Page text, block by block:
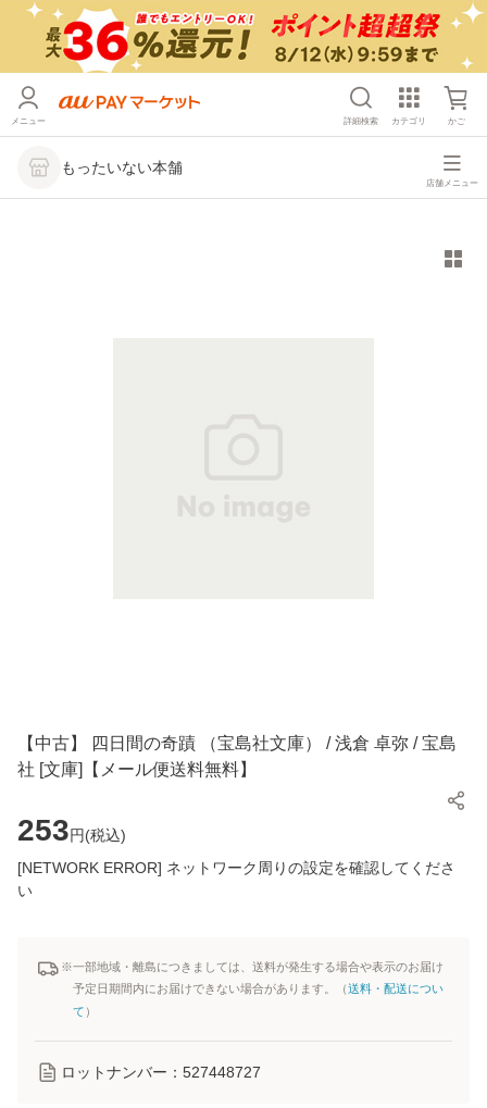
メニュー 詳細検索 カテゴリ かご
もったいない本舗
店舗メニュー
【中古】 四日間の奇蹟 （宝島社文庫） / 浅倉 卓弥 / 宝島
社 [文庫]【メール便送料無料】
253円(税込)
[NETWORK ERROR] ネットワーク周りの設定を確認してくださ
い
※一部地域・離島につきましては、送料が発生する場合や表示のお届け
予定日期間内にお届けできない場合があります。（送料・配送につい
て ）
ロットナンバー： 527448727